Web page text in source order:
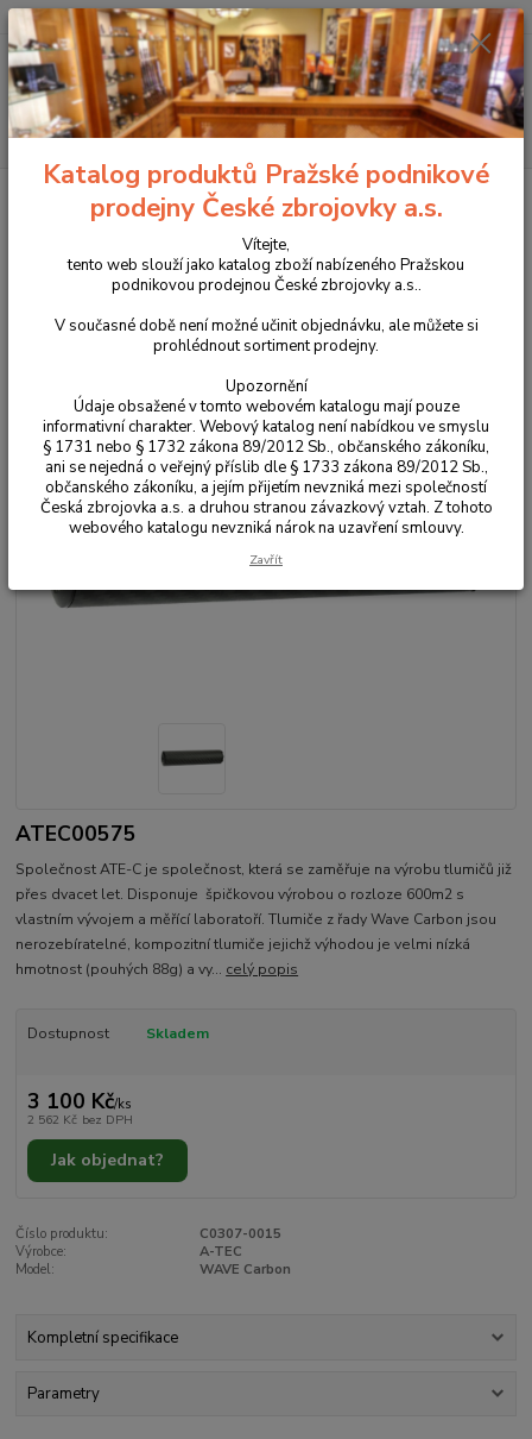
Menu
Hledat
+420 225 375 800
Tlumiče na zbraně
Tlumič hluku výstřelu A-TEC WAVE Carbon
pro malorážky 1/2"x28 UNF
Tlumič hluku výstřelu A-TEC
WAVE Carbon pro malorážky
1/2"x28 UNF
ATEC00575
Společnost ATE-C je společnost, která se zaměřuje na výrobu tlumičů již
přes dvacet let. Disponuje špičkovou výrobou o rozloze 600m2 s
vlastním vývojem a měřící laboratoří. Tlumiče z řady Wave Carbon jsou
nerozebíratelné, kompozitní tlumiče jejichž výhodou je velmi nízká
hmotnost (pouhých 88g) a vy... celý popis
Dostupnost Skladem
3 100 Kč/ks
2 562 Kč bez DPH
Jak objednat?
Číslo produktu:
C0307-0015
Výrobce:
A-TEC
Model:
WAVE Carbon
Kompletní specifikace
Parametry
Katalog produktů Pražské podnikové
prodejny České zbrojovky a.s.
Vítejte,
tento web slouží jako katalog zboží nabízeného Pražskou
podnikovou prodejnou České zbrojovky a.s..
V současné době není možné učinit objednávku, ale můžete si
prohlédnout sortiment prodejny.
Upozornění
Údaje obsažené v tomto webovém katalogu mají pouze
informativní charakter. Webový katalog není nabídkou ve smyslu
§ 1731 nebo § 1732 zákona 89/2012 Sb., občanského zákoníku,
ani se nejedná o veřejný příslib dle § 1733 zákona 89/2012 Sb.,
občanského zákoníku, a jejím přijetím nevzniká mezi společností
Česká zbrojovka a.s. a druhou stranou závazkový vztah. Z tohoto
webového katalogu nevzniká nárok na uzavření smlouvy.
Zavřít